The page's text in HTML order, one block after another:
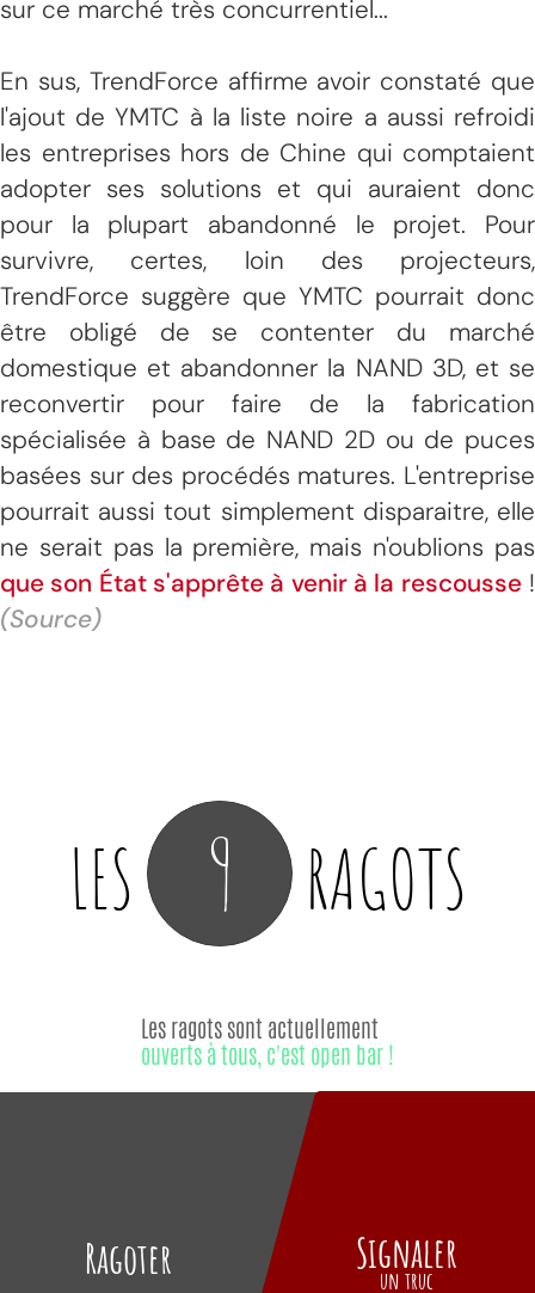
sur ce marché très concurrentiel...
En sus, TrendForce affirme avoir constaté que
l'ajout de YMTC à la liste noire a aussi refroidi
les entreprises hors de Chine qui comptaient
adopter ses solutions et qui auraient donc
pour la plupart abandonné le projet. Pour
survivre, certes, loin des projecteurs,
TrendForce suggère que YMTC pourrait donc
être obligé de se contenter du marché
domestique et abandonner la NAND 3D, et se
reconvertir pour faire de la fabrication
spécialisée à base de NAND 2D ou de puces
basées sur des procédés matures. L'entreprise
pourrait aussi tout simplement disparaitre, elle
ne serait pas la première, mais n'oublions pas
que son État s'apprête à venir à la rescousse!
(Source)
LES 9 RAGOTS
Ragoter
Les ragots sont actuellement
ouverts à tous, c'est open bar !
Signaler
un truc